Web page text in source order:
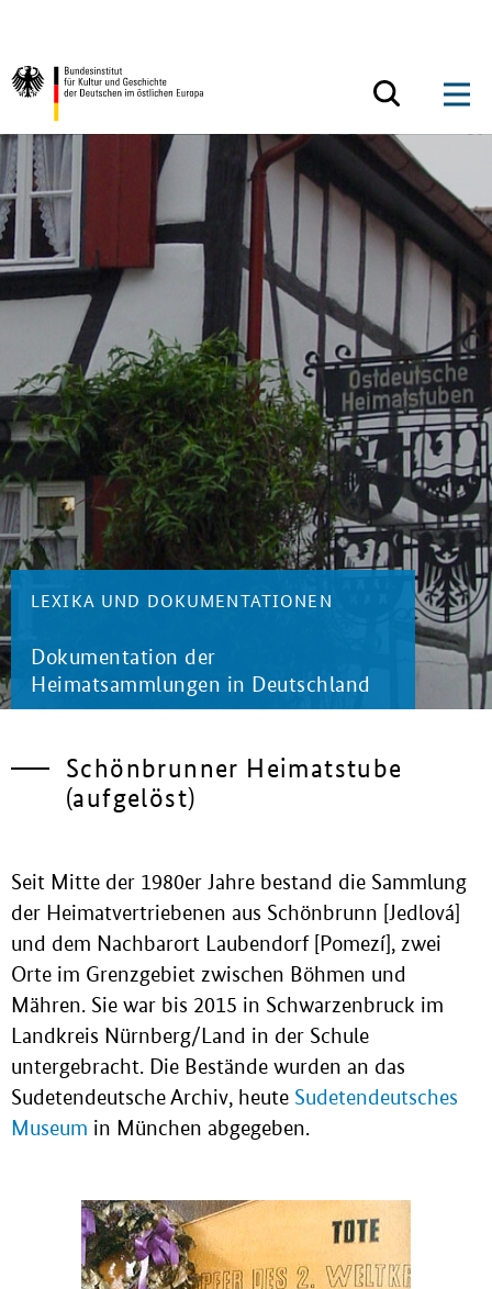
Zurück zur Startseite
LEXIKA UND DOKUMENTATIONEN
Dokumentation der
Heimatsammlungen in Deutschland
Schönbrunner Heimatstube
(aufgelöst)
Seit Mitte der 1980er Jahre bestand die Sammlung
der Heimatvertriebenen aus Schönbrunn [Jedlová]
und dem Nachbarort Laubendorf [Pomezí], zwei
Orte im Grenzgebiet zwischen Böhmen und
Mähren. Sie war bis 2015 in Schwarzenbruck im
Landkreis Nürnberg/Land in der Schule
untergebracht. Die Bestände wurden an das
Sudetendeutsche Archiv, heute Sudetendeutsches
Museum in München abgegeben.